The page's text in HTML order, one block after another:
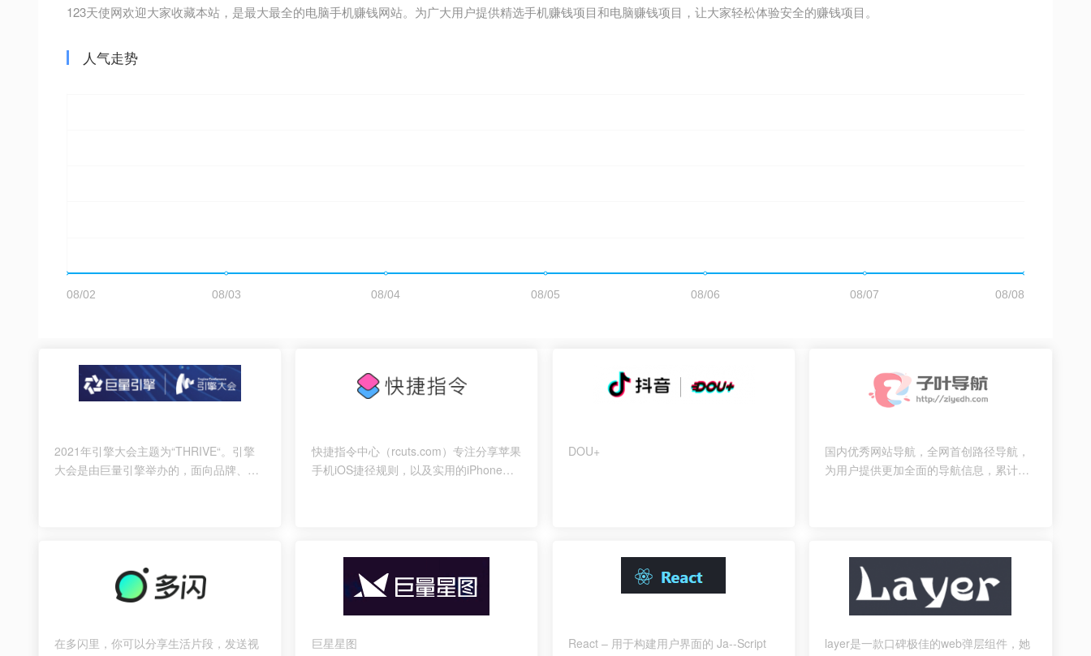
123天使网欢迎大家收藏本站，是最大最全的电脑手机赚钱网站。为广大用户提供精选手机赚钱项目和电脑赚钱项目，让大家轻松体验安全的赚钱项目。
人气走势
2021年引擎大会主题为“THRIVE“。引擎
大会是由巨量引擎举办的，面向品牌、广
快捷指令中心（rcuts.com）专注分享苹果
手机iOS捷径规则，以及实用的iPhone快
DOU+
国内优秀网站导航，全网首创路径导航，
为用户提供更加全面的导航信息，累计为
在多闪里，你可以分享生活片段，发送视
巨星星图
React – 用于构建用户界面的 Ja--Script
layer是一款口碑极佳的web弹层组件，她